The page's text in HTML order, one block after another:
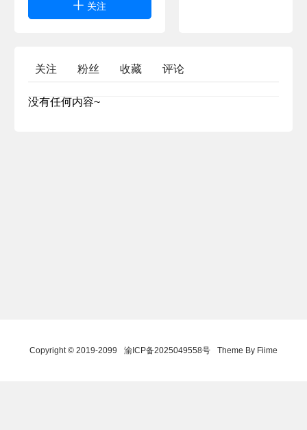
关注
关注 粉丝 收藏 评论
没有任何内容~
Copyright © 2019-2099 渝ICP备2025049558号 Theme By Fiime